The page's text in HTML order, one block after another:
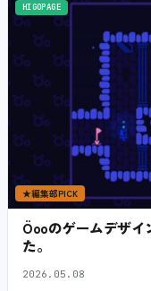
HIGOPAGE
★編集部PICK
Öooのゲームデザ
た。
2026.05.08